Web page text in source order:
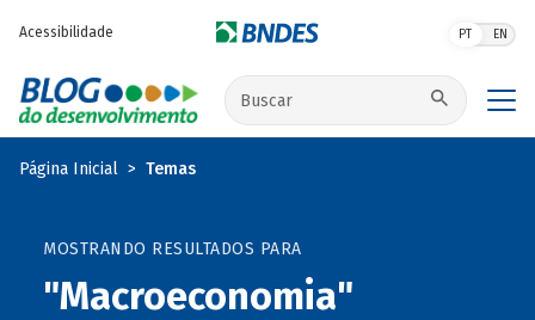
Acessibilidade PT EN
Buscar no site
Página Inicial Temas
MOSTRANDO RESULTADOS PARA
"Macroeconomia"